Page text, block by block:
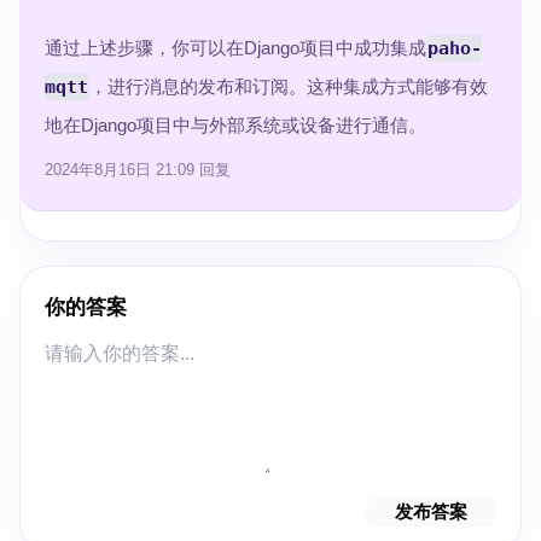
通过上述步骤，你可以在Django项目中成功集成paho-
mqtt ，进行消息的发布和订阅。这种集成方式能够有效
地在Django项目中与外部系统或设备进行通信。
2024年8月16日 21:09 回复
你的答案
发布答案